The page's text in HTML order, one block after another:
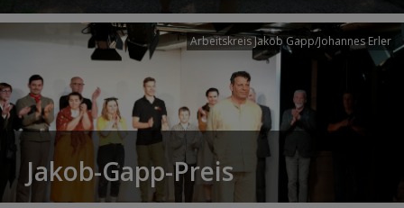
Arbeitskreis Jakob Gapp/Johannes Erler
Jakob-Gapp-Preis